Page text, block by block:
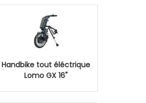
Handbike tout éléctrique
Lomo GX 16"